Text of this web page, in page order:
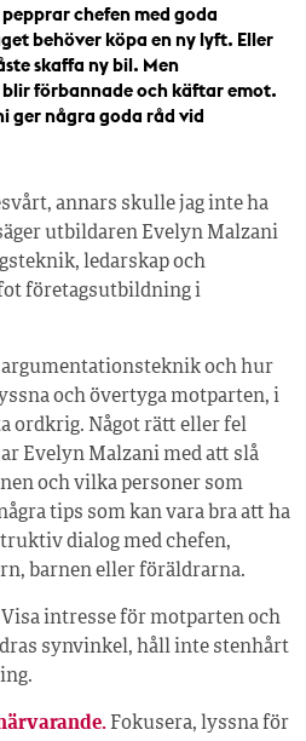
pepprar chefen med goda
behöver köpa en ny lyft. Eller
skaffa ny bil. Men
förbannade och käftar emot.
ger några goda råd vid
annars skulle jag inte ha
utbildaren Evelyn Malzani
ledarskap och
företagsutbildning i
och hur
och övertyga motparten, i
ordkrig. Något rätt eller fel
Evelyn Malzani med att slå
och vilka personer som
tips som kan vara bra att ha
dialog med chefen,
barnen eller föräldrarna.
Visa intresse för motparten och
synvinkel, håll inte stenhårt
Fokusera, lyssna för